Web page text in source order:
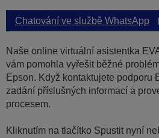
Chatování ve službě WhatsApp
Naše online virtuální asistentka
vám pomohla vyřešit běžné
Epson. Když kontaktujete podporu
zadání příslušných informací a
procesem.
Kliknutím na tlačítko Spustit nyní